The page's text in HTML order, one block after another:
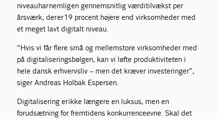
niveau har nemlig en gennemsnitlig værditilvækst per
årsværk, der er 19 procent højere end virksomheder med
et meget lavt digitalt niveau.
"Hvis vi får flere små og mellemstore virksomheder med
på digitaliseringsbølgen, kan vi løfte produktiviteten i
hele dansk erhvervsliv – men det kræver investeringer”,
siger Andreas Holbak Espersen.
Digitalisering er ikke længere en luksus, men en
forudsætning for fremtidens konkurrenceevne. Skal det